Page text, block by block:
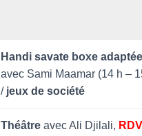
Handi savate boxe adaptée
avec Sami Maamar (14 h –
/ jeux de société
Théâtre avec Ali Djilali,